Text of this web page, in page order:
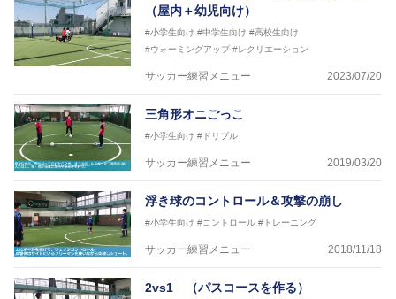
（屋内＋幼児向け）
#小学生向け #中学生向け #高校生向け
#ウォーミングアップ #レクリエーション
サッカー練習メニュー 2023/07/20
三角形オニごっこ
#小学生向け #ドリブル
サッカー練習メニュー 2019/03/20
浮き球のコントロール＆攻撃の崩し
#小学生向け #コントロール #トレーニング
サッカー練習メニュー 2018/11/18
2vs1 （パスコースを作る）